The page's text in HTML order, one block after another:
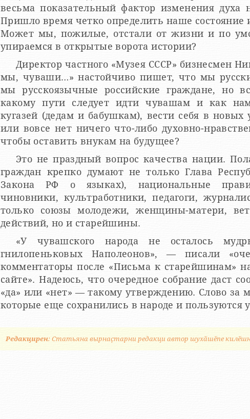
весьма показательный фактор изменения духа
Пришло время четко определить наше
Может мы, пожилые, отстали от жизни и по
упираемся в открытые ворота истории?
Директор частного «Музея СССР» бизнесмен
мы, чуваши…» настойчиво пишет, что мы
мы русскоязычные российские граждане, но
какому пути следует идти чувашам и как
кугазей (дедам и бабушкам), вести себя в новых
или вовсе нет ничего что-либо духовно-
чтобы оставить внукам на будущее?
Это не праздный вопрос качества нации.
граждан крепко думают не только Глава
Закона РФ о языках), национальные
чиновники, культработники, педагоги,
только союзы молодежи, женщины-матери,
действий, но и старейшины.
«У чувашского народа не осталось
гнилопеньковых Наполеонов», — писали
комментаторы после «Письма к старейшинам»
сайте». Надеюсь, что очередное собрание даст
«да» или «нет» — такому утверждению. Слово за
которые еще сохранились в народе и пользуются
Редакцирен: Статьяна вырнаҫтарни редакци автор шухӑшӗпе